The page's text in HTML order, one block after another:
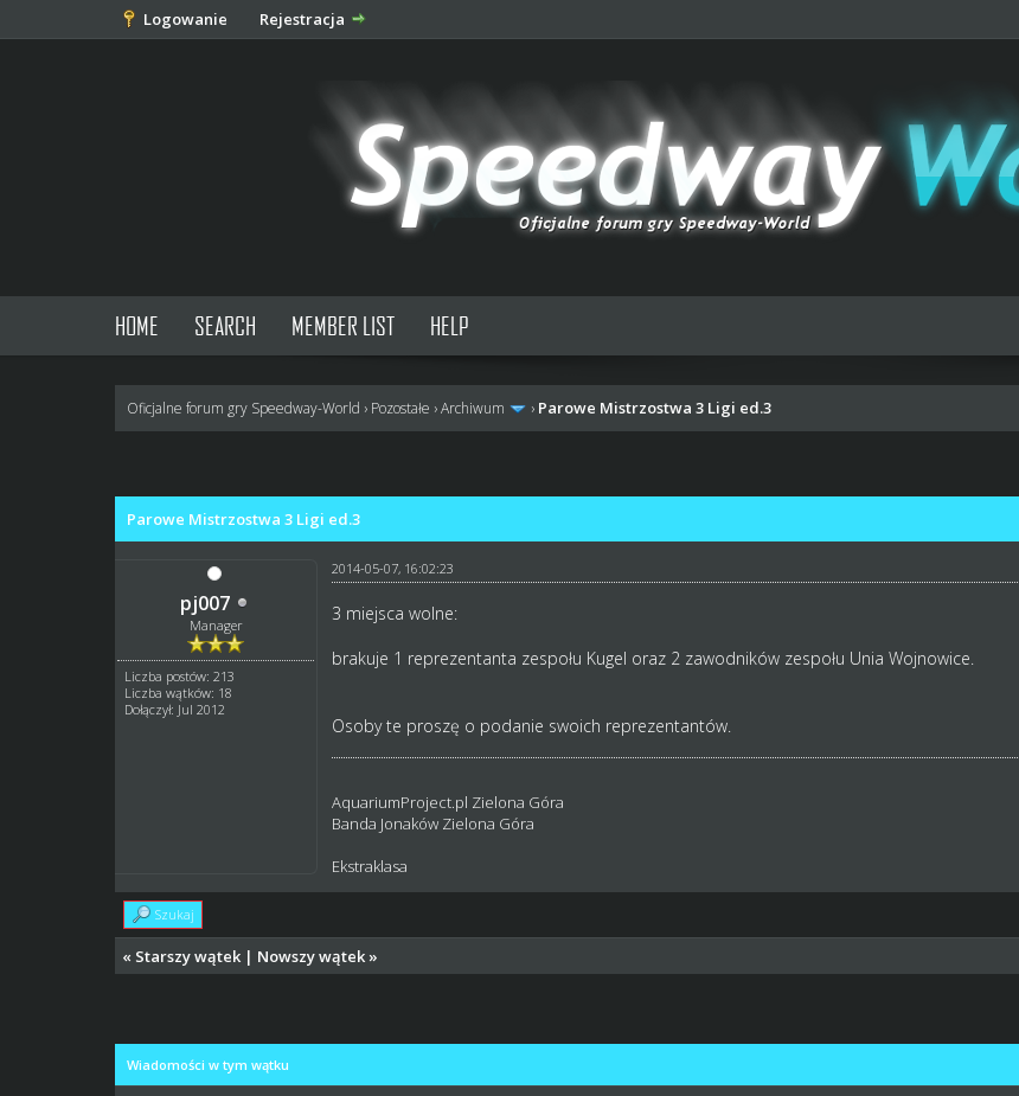
Logowanie Rejestracja
HOME SEARCH MEMBER LIST HELP
Oficjalne forum gry Speedway-World › Pozostałe ›Archiwum › Parowe Mistrzostwa 3 Ligi ed.3
Parowe Mistrzostwa 3 Ligi ed.3
pj007
Manager
Liczba postów: 213
Liczba wątków: 18
Dołączył: Jul 2012
2014-05-07, 16:02:23
3 miejsca wolne:
brakuje 1 reprezentanta zespołu Kugel oraz 2 zawodników zespołu Unia Wojnowice.
Osoby te proszę o podanie swoich reprezentantów.
AquariumProject.pl Zielona Góra
Banda Jonaków Zielona Góra
Ekstraklasa
Szukaj
« Starszy wątek | Nowszy wątek »
Wiadomości w tym wątku